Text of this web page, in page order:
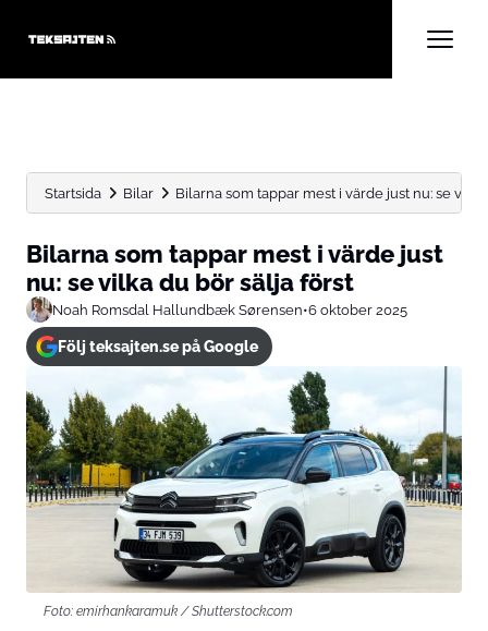
Startsida Bilar Bilarna som tappar mest i värde just nu: se
Bilarna som tappar mest i värde just
nu: se vilka du bör sälja först
Noah Romsdal Hallundbæk Sørensen•6 oktober 2025
Följ teksajten.se på Google
Foto: emirhankaramuk / Shutterstock.com